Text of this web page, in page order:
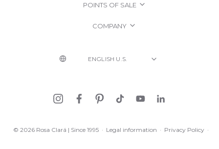
POINTS OF SALE
COMPANY
© 2026 Rosa Clará | Since 1995 · Legal information · Privacy Policy ·